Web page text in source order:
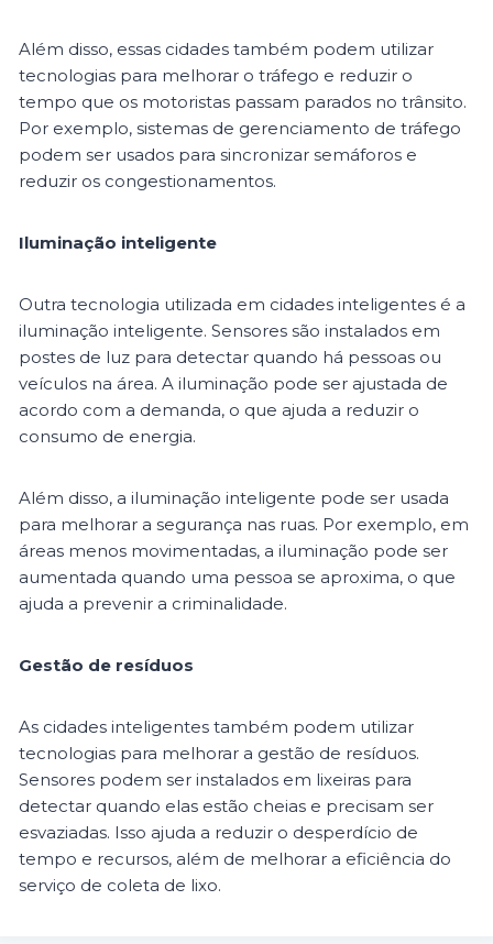
Além disso, essas cidades também podem utilizar
tecnologias para melhorar o tráfego e reduzir o
tempo que os motoristas passam parados no trânsito.
Por exemplo, sistemas de gerenciamento de tráfego
podem ser usados para sincronizar semáforos e
reduzir os congestionamentos.
Iluminação inteligente
Outra tecnologia utilizada em cidades inteligentes é a
iluminação inteligente. Sensores são instalados em
postes de luz para detectar quando há pessoas ou
veículos na área. A iluminação pode ser ajustada de
acordo com a demanda, o que ajuda a reduzir o
consumo de energia.
Além disso, a iluminação inteligente pode ser usada
para melhorar a segurança nas ruas. Por exemplo, em
áreas menos movimentadas, a iluminação pode ser
aumentada quando uma pessoa se aproxima, o que
ajuda a prevenir a criminalidade.
Gestão de resíduos
As cidades inteligentes também podem utilizar
tecnologias para melhorar a gestão de resíduos.
Sensores podem ser instalados em lixeiras para
detectar quando elas estão cheias e precisam ser
esvaziadas. Isso ajuda a reduzir o desperdício de
tempo e recursos, além de melhorar a eficiência do
serviço de coleta de lixo.